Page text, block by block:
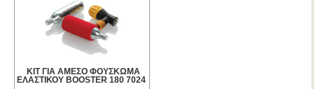
ΚΙΤ ΓΙΑ ΑΜΕΣΟ ΦΟΥΣΚΩΜΑ
ΕΛΑΣΤΙΚΟΥ BOOSTER 180 7024